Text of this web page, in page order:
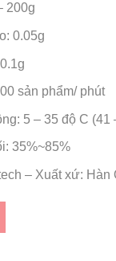
200g
0.05g
sản phẩm/ phút
5 – 35 độ C (41
35%~85%
– Xuất xứ: Hàn